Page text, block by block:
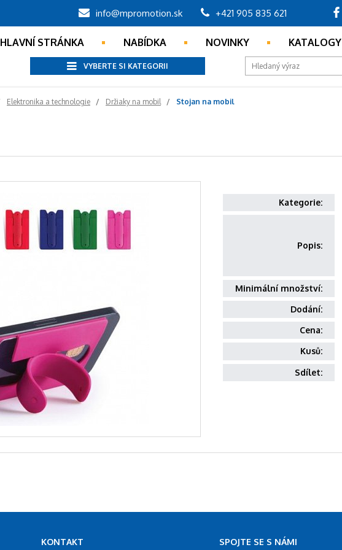
info@mpromotion.sk +421 905 835 621
HLAVNÍ STRÁNKA NABÍDKA NOVINKY KATALOGY
VYBERTE SI KATEGORII
Elektronika a technologie Držiaky na mobil Stojan na mobil
Kategorie:
Popis:
Minimální množství:
Dodání:
Cena:
Kusů:
Sdílet:
KONTAKT SPOJTE SE S NÁMI